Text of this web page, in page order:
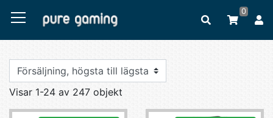
0
Visar 1-24 av 247 objekt